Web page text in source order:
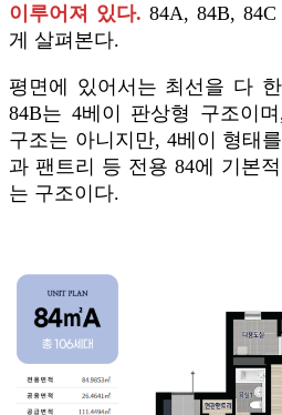
이루어져 있다. 84A, 84B,
게 살펴본다.
평면에 있어서는 최선을 다
84B는 4베이 판상형 구조이
구조는 아니지만, 4베이 형태
과 팬트리 등 전용 84에 기본
는 구조이다.